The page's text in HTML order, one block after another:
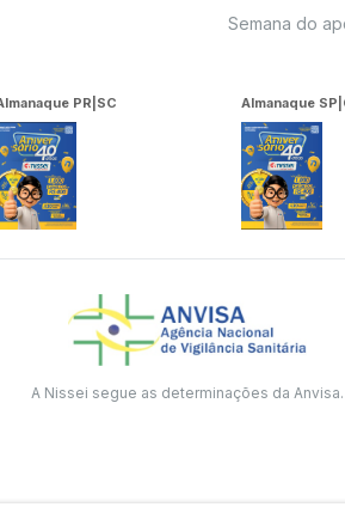
Semana do
PR|SC Almanaque
A Nissei segue as determinações da Anvisa.